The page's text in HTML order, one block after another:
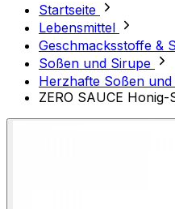
Startseite
Lebensmittel
Geschmacksstoffe &
Soßen und Sirupe
Herzhafte Soßen
ZERO SAUCE